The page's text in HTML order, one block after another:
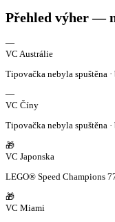
Přehled výher —
—
VC Austrálie
Tipovačka nebyla spuštěna ·
—
VC Číny
Tipovačka nebyla spuštěna ·
🎁
VC Japonska
LEGO® Speed Champions
🎁
VC Miami